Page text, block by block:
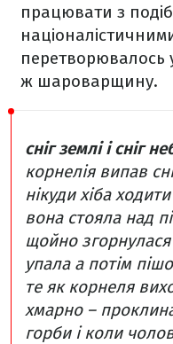
працювати з
перетворювалось
ж шароварщину.
сніг землі і сніг
корнеліявипав
нікудихіба
вона стояла над
щойно
упалаа потім
те як корнеля
хмарно –
горби і коли